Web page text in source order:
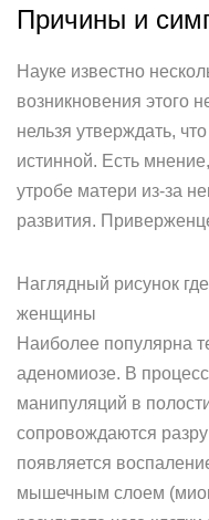
Причины и
Науке известно
возникновения этого
нельзя утверждать,
истинной. Есть
утробе матери из-за
развития.
Наглядный рисунок
женщины
Наиболее популярна
аденомиозе. В
манипуляций в
сопровождаются
появляется
мышечным слоем